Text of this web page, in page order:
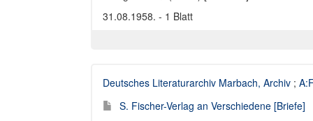
31.08.1958. - 1 Blatt
Deutsches Literaturarchiv Marbach, Archiv ;
S. Fischer-Verlag an Verschiedene [Briefe]